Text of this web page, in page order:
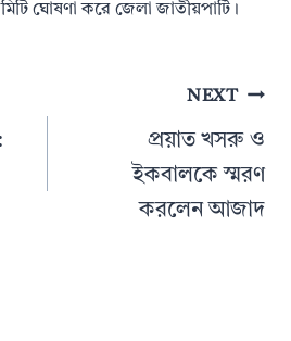
ঘোষণা করে জেলা জাতীয়পার্টি।
NEXT
প্রয়াত খসরু ও
ইকবালকে স্মরণ
করলেন আজাদ